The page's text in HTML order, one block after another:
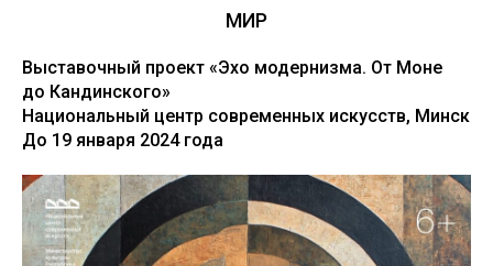
МИР
Выставочный проект «Эхо модернизма. От Моне
до Кандинского»
Национальный центр современных искусств, Минск
До 19 января 2024 года